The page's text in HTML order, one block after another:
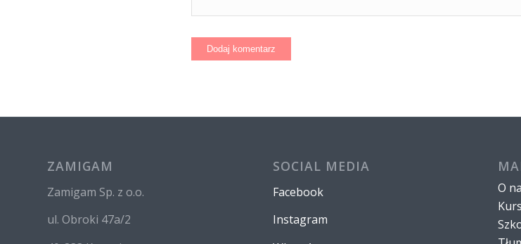
ZAMIGAM
Zamigam Sp. z o.o.
ul. Obroki 47a/2
SOCIAL MEDIA
Facebook
Instagram
O